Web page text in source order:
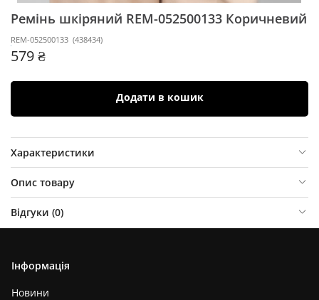
Ремінь шкіряний REM-052500133 Коричневий
REM-052500133 (438434)
579 ₴
Додати в кошик
Характеристики
Опис товару
Відгуки (0)
Інформація
Новини